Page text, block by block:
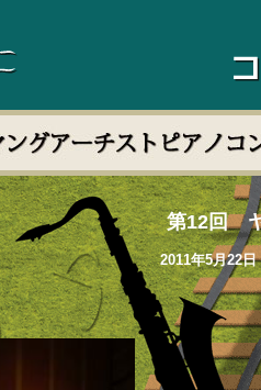
第12回
2011年5月22日（日